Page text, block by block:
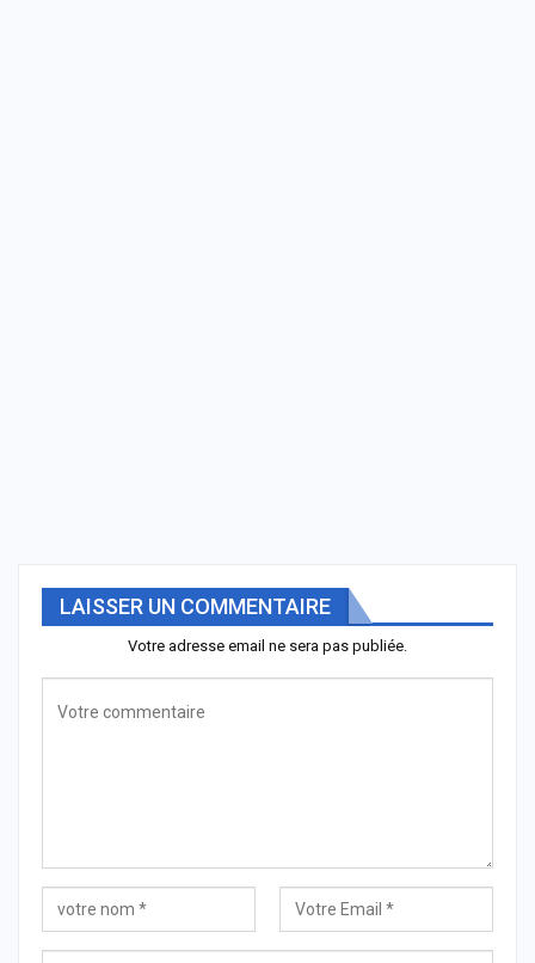
LAISSER UN COMMENTAIRE
Votre adresse email ne sera pas publiée.